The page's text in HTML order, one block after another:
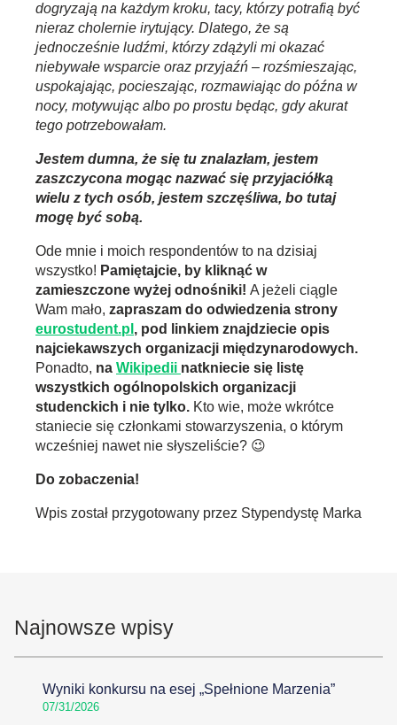
dogryzają na każdym kroku, tacy, którzy potrafią być
nieraz cholernie irytujący. Dlatego, że są
jednocześnie ludźmi, którzy zdążyli mi okazać
niebywałe wsparcie oraz przyjaźń – rozśmieszając,
uspokajając, pocieszając, rozmawiając do późna w
nocy, motywując albo po prostu będąc, gdy akurat
tego potrzebowałam.
Jestem dumna, że się tu znalazłam, jestem
zaszczycona mogąc nazwać się przyjaciółką
wielu z tych osób, jestem szczęśliwa, bo tutaj
mogę być sobą.
Ode mnie i moich respondentów to na dzisiaj
wszystko! Pamiętajcie, by kliknąć w
zamieszczone wyżej odnośniki! A jeżeli ciągle
Wam mało, zapraszam do odwiedzenia strony
eurostudent.pl , pod linkiem znajdziecie opis
najciekawszych organizacji międzynarodowych.
Ponadto, na Wikipedii natkniecie się listę
wszystkich ogólnopolskich organizacji
studenckich i nie tylko. Kto wie, może wkrótce
staniecie się członkami stowarzyszenia, o którym
wcześniej nawet nie słyszeliście? 😉
Do zobaczenia!
Wpis został przygotowany przez Stypendystę Marka
Najnowsze wpisy
Wyniki konkursu na esej „Spełnione Marzenia”
07/31/2026